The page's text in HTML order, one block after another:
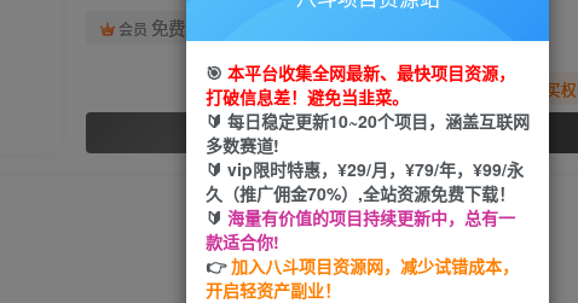
会员 免费
您暂无购买
开通会员
🎯 本平台收集全网最新、最快项目资源，
打破信息差！避免当韭菜。
🔰 每日稳定更新10~20个项目，涵盖互联网
多数赛道!
🔰 vip限时特惠，¥29/月，¥79/年，¥99/永
久（推广佣金70%）,全站资源免费下载！
🔰 海量有价值的项目持续更新中，总有一
款适合你!
👉加入八斗项目资源网，减少试错成本，
开启轻资产副业！